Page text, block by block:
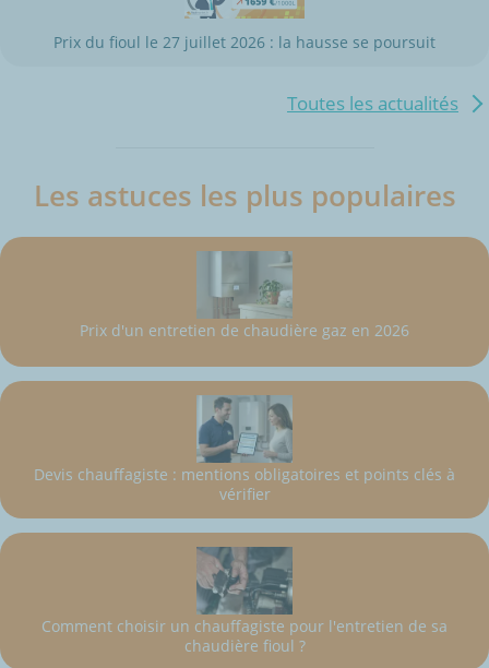
Prix du fioul le 27 juillet 2026 : la hausse se poursuit
Toutes les actualités
Les astuces les plus populaires
Prix d'un entretien de chaudière gaz en 2026
Devis chauffagiste : mentions obligatoires et points clés à
vérifier
Comment choisir un chauffagiste pour l'entretien de sa
chaudière fioul ?